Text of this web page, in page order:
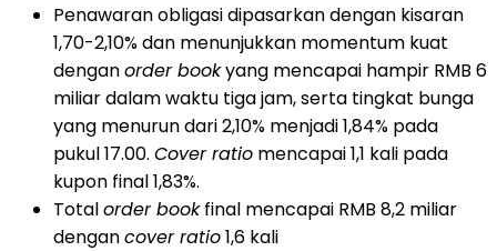
Penawaran obligasi dipasarkan dengan kisaran
1,70-2,10% dan menunjukkan momentum kuat
denganorder bookyang mencapai hampir RMB 6
miliar dalam waktu tiga jam, serta tingkat bunga
yang menurun dari 2,10% menjadi 1,84% pada
pukul 17.00. Cover ratio mencapai 1,1 kali pada
kupon final 1,83%.
Totalorder bookfinal mencapai RMB 8,2 miliar
dengancover ratio1,6 kali